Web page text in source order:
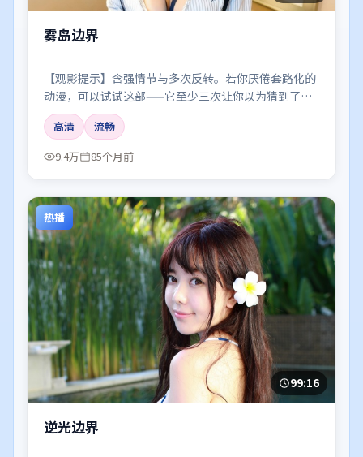
雾岛边界
【观影提示】含强情节与多次反转。若你厌倦套路化的
动漫，可以试试这部——它至少三次让你以为猜到了真
相。
高清
流畅
9.4万
85个月前
热播
99:16
逆光边界